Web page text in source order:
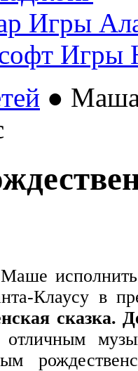
Игры
Игры
●
Клаусу в
сказка.
отличным